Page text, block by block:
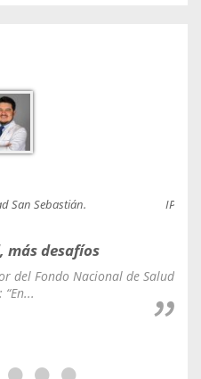
San Sebastián.
más desafíos
del Fondo Nacional de Salud